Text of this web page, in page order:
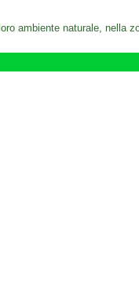
ambiente naturale, nella